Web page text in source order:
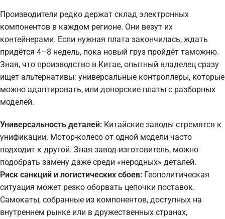
Производители редко держат склад электронных
компонентов в каждом регионе. Они везут их
контейнерами. Если нужная плата закончилась, ждать
придётся 4–8 недель, пока новый груз пройдёт таможню.
Зная, что производство в Китае, опытный владелец сразу
ищет альтернативы: универсальные контроллеры, которые
можно адаптировать, или донорские платы с разборных
моделей.
Универсальность деталей: Китайские заводы стремятся к
унификации. Мотор-колесо от одной модели часто
подходит к другой. Зная завод-изготовитель, можно
подобрать замену даже среди «неродных» деталей.
Риск санкций и логистических сбоев: Геополитическая
ситуация может резко оборвать цепочки поставок.
Самокаты, собранные из компонентов, доступных на
внутреннем рынке или в дружественных странах,